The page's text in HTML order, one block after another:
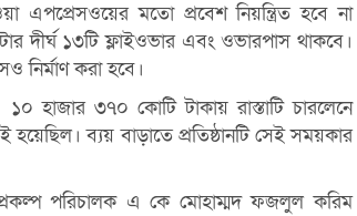
এপপ্রেসওয়ের মতো প্রবেশ নিয়ন্ত্রিত হবে না
দীর্ঘ ১৩টি ফ্লাইওভার এবং ওভারপাস থাকবে।
নির্মাণ করা হবে।
হাজার ৩৭০ কোটি টাকায় রাস্তাটি চারলেনে
ব্যয় বাড়াতে প্রতিষ্ঠানটি সেই সময়কার
পরিচালক এ কে মোহাম্মদ ফজলুল করিম